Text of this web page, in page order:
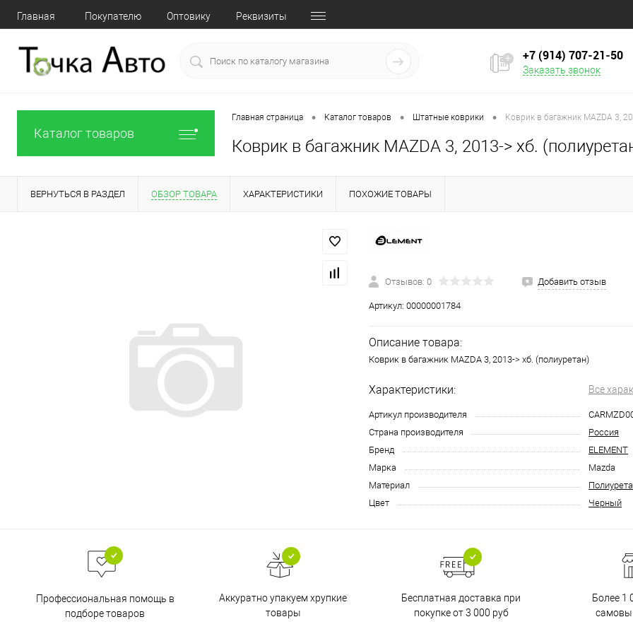
Главная Покупателю Оптовику Реквизиты
+7 (914) 707‒21‒50
Заказать звонок
Каталог товаров
Главная страница • Каталог товаров • Штатные коврики • Коврик в багажник MAZDA 3,
Коврик в багажник MAZDA 3, 2013-> хб.
ВЕРНУТЬСЯ В РАЗДЕЛ ОБЗОР ТОВАРА ХАРАКТЕРИСТИКИ ПОХОЖИЕ ТОВАРЫ
Отзывов: 0 Добавить отзыв
Артикул: 00000001784
Описание товара:
Коврик в багажник MAZDA 3, 2013-> хб. (полиуретан)
Характеристики: Все
Артикул производителя
Страна производителя
Россия
Бренд
ELEMENT
Марка
Mazda
Материал
Цвет
Черный
Профессиональная помощь в
подборе товаров
Аккуратно упакуем хрупкие
товары
Бесплатная доставка при
покупке от 3 000 руб
Более 1